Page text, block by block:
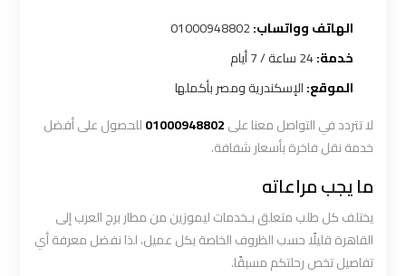
الهاتف وواتساب:
خدمة:
الموقع:الإسكندرية ومصر بأكملها
لا تتردد في التواصل معنا على01000948802للحصول على أفضل
خدمة نقل فاخرة بأسعار شفافة.
ما يجب مراعاته
يختلف كل طلب متعلق بـخدمات ليموزين من مطار برج العرب إلى
القاهرة قليلًا حسب الظروف الخاصة بكل عميل، لذا نفضل معرفة أي
تفاصيل تخص رحلتكم مسبقًا.
مرسي
مطروح
ليموزين
الاسكندرية